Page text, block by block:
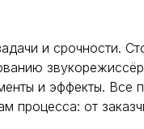
и срочности.
и эффекты. Все
процесса: от